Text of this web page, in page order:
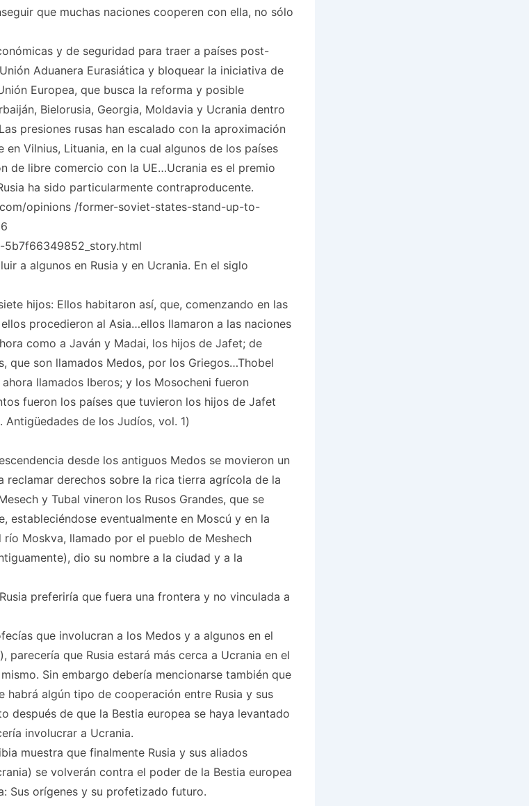
que muchas naciones cooperen con ella, no sólo
y de seguridad para traer a países post-
Aduanera Eurasiática y bloquear la iniciativa de
Europea, que busca la reforma y posible
Bielorusia, Georgia, Moldavia y Ucrania dentro
presiones rusas han escalado con la aproximación
en Vilnius, Lituania, en la cual algunos de los países
de libre comercio con la UE…Ucrania es el premio
ha sido particularmente contraproducente.
opinions /former-soviet-states-stand-up-to-
a algunos en Rusia y en Ucrania. En el siglo
hijos: Ellos habitaron así, que, comenzando en las
procedieron al Asia…ellos llamaron a las naciones
como a Javán y Madai, los hijos de Jafet; de
que son llamados Medos, por los Griegos…Thobel
llamados Iberos; y los Mosocheni fueron
fueron los países que tuvieron los hijos de Jafet
de los Judíos, vol. 1)
desde los antiguos Medos se movieron un
reclamar derechos sobre la rica tierra agrícola de la
y Tubal vineron los Rusos Grandes, que se
estableciéndose eventualmente en Moscú y en la
Moskva, llamado por el pueblo de Meshech
dio su nombre a la ciudad y a la
preferiría que fuera una frontera y no vinculada a
que involucran a los Medos y a algunos en el
parecería que Rusia estará más cerca a Ucrania en el
Sin embargo debería mencionarse también que
habrá algún tipo de cooperación entre Rusia y sus
después de que la Bestia europea se haya levantado
involucrar a Ucrania.
muestra que finalmente Rusia y sus aliados
se volverán contra el poder de la Bestia europea
Sus orígenes y su profetizado futuro.